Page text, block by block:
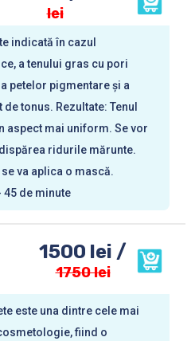
lei
indicată în cazul
a tenului gras cu pori
petelor pigmentare și a
tonus. Rezultate: Tenul
aspect mai uniform. Se vor
ridurile mărunte.
va aplica o mască.
45 de minute
1500 lei /
1750 lei
este una dintre cele mai
fiind o